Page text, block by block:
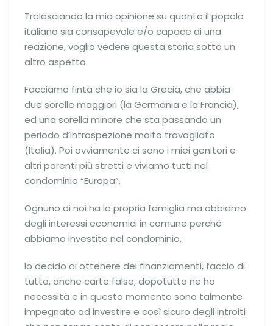
Tralasciando la mia opinione su quanto il popolo
italiano sia consapevole e/o capace di una
reazione, voglio vedere questa storia sotto un
altro aspetto.
Facciamo finta che io sia la Grecia, che abbia
due sorelle maggiori (la Germania e la Francia),
ed una sorella minore che sta passando un
periodo d’introspezione molto travagliato
(Italia). Poi ovviamente ci sono i miei genitori e
altri parenti più stretti e viviamo tutti nel
condominio “Europa”.
Ognuno di noi ha la propria famiglia ma abbiamo
degli interessi economici in comune perché
abbiamo investito nel condominio.
Io decido di ottenere dei finanziamenti, faccio di
tutto, anche carte false, dopotutto ne ho
necessità e in questo momento sono talmente
impegnato ad investire e così sicuro degli introiti